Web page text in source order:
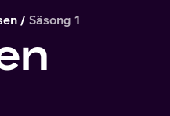
Säsong 1